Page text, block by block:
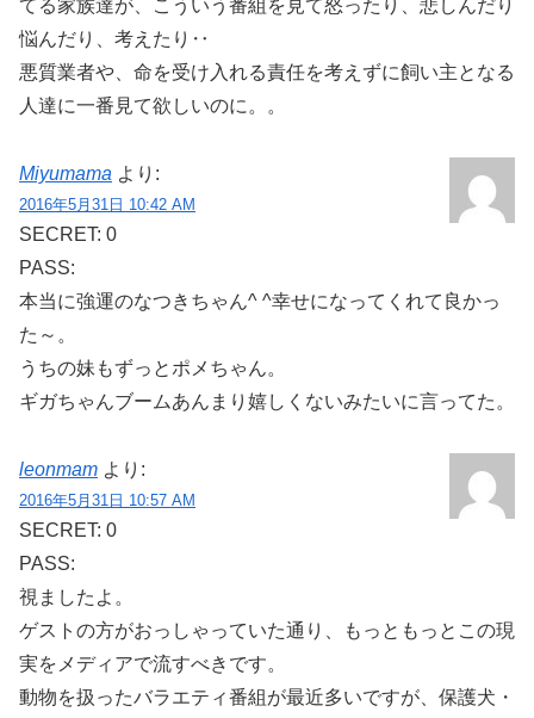
てる家族達が、こういう番組を見て怒ったり、悲しんだり
悩んだり、考えたり‥
悪質業者や、命を受け入れる責任を考えずに飼い主となる
人達に一番見て欲しいのに。。
Miyumama より:
2016年5月31日 10:42 AM
SECRET: 0
PASS:
本当に強運のなつきちゃん^ ^幸せになってくれて良かっ
た～。
うちの妹もずっとポメちゃん。
ギガちゃんブームあんまり嬉しくないみたいに言ってた。
leonmam より:
2016年5月31日 10:57 AM
SECRET: 0
PASS:
視ましたよ。
ゲストの方がおっしゃっていた通り、もっともっとこの現
実をメディアで流すべきです。
動物を扱ったバラエティ番組が最近多いですが、保護犬・